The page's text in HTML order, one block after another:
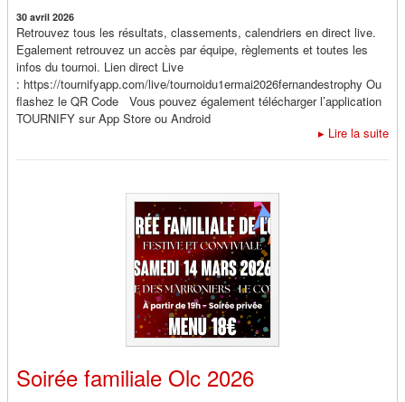
30 avril 2026
Retrouvez tous les résultats, classements, calendriers en direct live.
Egalement retrouvez un accès par équipe, règlements et toutes les
infos du tournoi. Lien direct Live
: https://tournifyapp.com/live/tournoidu1ermai2026fernandestrophy Ou
flashez le QR Code Vous pouvez également télécharger l’application
TOURNIFY sur App Store ou Android
▸ Lire la suite
Soirée familiale Olc 2026